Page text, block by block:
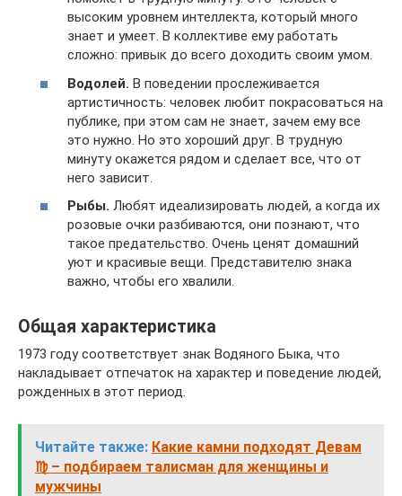
высоким уровнем интеллекта, который много
знает и умеет. В коллективе ему работать
сложно: привык до всего доходить своим умом.
Водолей. В поведении прослеживается
артистичность: человек любит покрасоваться на
публике, при этом сам не знает, зачем ему все
это нужно. Но это хороший друг. В трудную
минуту окажется рядом и сделает все, что от
него зависит.
Рыбы. Любят идеализировать людей, а когда их
розовые очки разбиваются, они познают, что
такое предательство. Очень ценят домашний
уют и красивые вещи. Представителю знака
важно, чтобы его хвалили.
Общая характеристика
1973 году соответствует знак Водяного Быка, что
накладывает отпечаток на характер и поведение людей,
рожденных в этот период.
Читайте также: Какие камни подходят Девам
♍ – подбираем талисман для женщины и
мужчины